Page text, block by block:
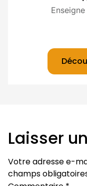
Laisser
Votre adresse e-
champs